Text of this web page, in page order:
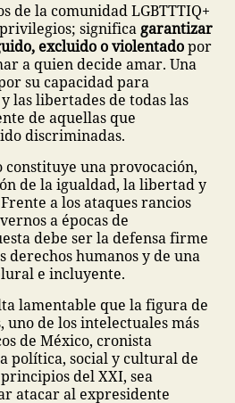
de la comunidad LGBTTTIQ+
significagarantizar
excluido o violentadopor
a quien decide amar. Una
su capacidad para
las libertades de todas las
de aquellas que
discriminadas.
una provocación,
de la igualdad, la libertad y
a los ataques rancios
a épocas de
debe ser la defensa firme
derechos humanos y de una
e incluyente.
lamentable que la figura de
uno de los intelectuales más
de México, cronista
política, social y cultural de
del XXI, sea
atacar al expresidente